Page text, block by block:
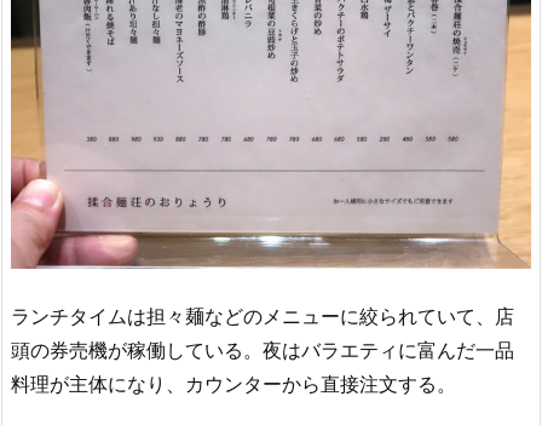
ランチタイムは担々麺などのメニューに絞られていて、店
頭の券売機が稼働している。夜はバラエティに富んだ一品
料理が主体になり、カウンターから直接注文する。